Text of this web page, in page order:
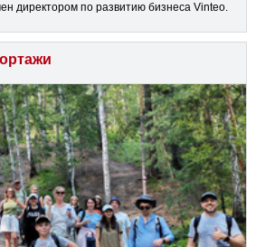
директором по развитию бизнеса Vinteo.